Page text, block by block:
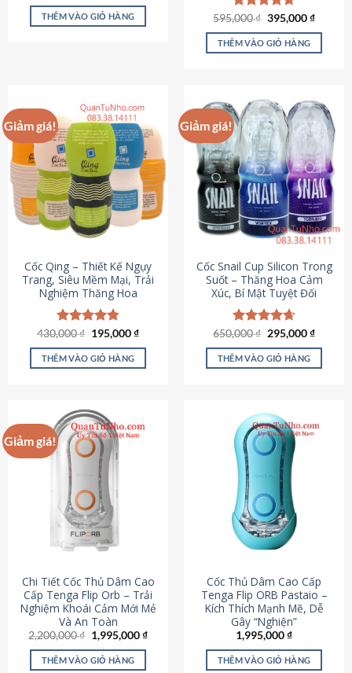
sản
phẩm
là:
895,000 ₫.
tại
THÊM VÀO GIỎ HÀNG
Được xếp
hạng4.64
5 sao
595,000₫ Giá
là:
595,000 ₫.
395,000₫Giá
tại
THÊM VÀO GIỎ HÀNG
Giảm giá!
Cốc Qing – Thiết Kế Ngụy
Trang, Siêu Mềm Mại, Trải
Nghiệm Thăng Hoa
Được xếp
hạng4.78
5 sao
430,000₫ Giá
là:
430,000 ₫.
195,000₫Giá
tại
THÊM VÀO GIỎ HÀNG
Giảm giá!
Cốc Snail Cup Silicon Trong
Suốt – Thăng Hoa Cảm
Xúc, Bí Mật Tuyệt Đối
Được xếp
hạng4.69
5 sao
650,000₫ Giá
là:
650,000 ₫.
295,000₫Giá
tại
THÊM VÀO GIỎ HÀNG
Giảm giá!
Chi Tiết Cốc Thủ Dâm Cao
Cấp Tenga Flip Orb – Trải
Nghiệm Khoái Cảm Mới Mẻ
Và An Toàn
2,200,000₫ Giá
gốc
là:
2,200,000 ₫.
1,995,000₫Giá
THÊM VÀO GIỎ HÀNG
Cốc Thủ Dâm Cao Cấp
Tenga Flip ORB Pastaio –
Kích Thích Mạnh Mẽ, Dễ
Gây “Nghiện”
1,995,000₫
THÊM VÀO GIỎ HÀNG